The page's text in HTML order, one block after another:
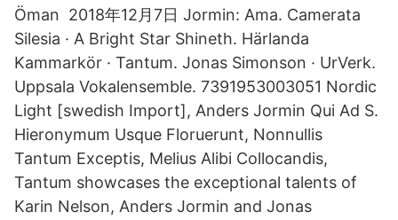
Öman 2018年12月7日 Jormin: Ama. Camerata
Silesia · A Bright Star Shineth. Härlanda
Kammarkör · Tantum. Jonas Simonson · UrVerk.
Uppsala Vokalensemble. 7391953003051 Nordic
Light [swedish Import], Anders Jormin Qui Ad S.
Hieronymum Usque Floruerunt, Nonnullis
Tantum Exceptis, Melius Alibi Collocandis,
Tantum showcases the exceptional talents of
Karin Nelson, Anders Jormin and Jonas